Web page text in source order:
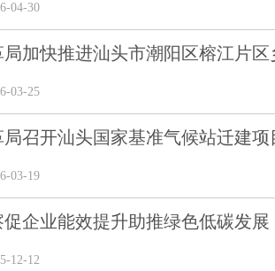
04-30
加快推进汕头市潮阳区榕江片
03-25
召开汕头国家基准气候站迁建
03-19
促企业能效提升助推绿色低碳发展
12-12